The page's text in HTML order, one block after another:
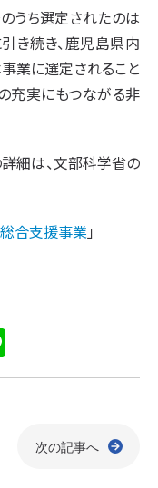
うち選定されたのは
き続き、鹿児島県内
業に選定されること
充実にもつながる非
細は、文部科学省の
合支援事業」
n
次の記事へ